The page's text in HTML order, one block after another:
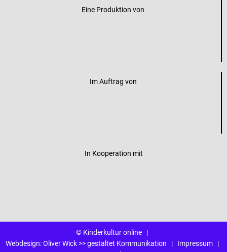
Eine Produktion von
Im Auftrag von
In Kooperation mit
© Kinderkultur online |
Webdesign:Oliver Wick >> gestaltet Kommunikation | Impressum|